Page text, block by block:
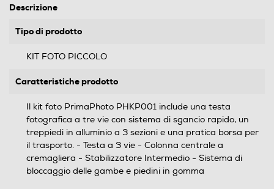
Descrizione
Tipo di prodotto
KIT FOTO PICCOLO
Caratteristiche prodotto
Il kit foto PrimaPhoto PHKP001 include una testa
fotografica a tre vie con sistema di sgancio rapido, un
treppiedi in alluminio a 3 sezioni e una pratica borsa per
il trasporto. - Testa a 3 vie - Colonna centrale a
cremagliera - Stabilizzatore Intermedio - Sistema di
bloccaggio delle gambe e piedini in gomma